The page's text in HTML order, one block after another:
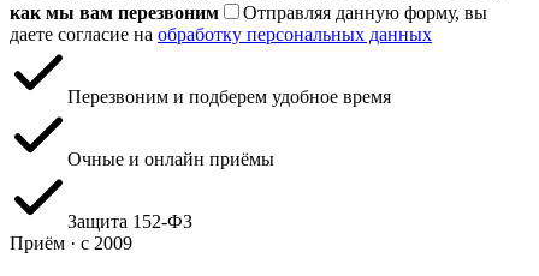
как мы вам перезвоним
Отправляя данную форму, вы
даете согласие на обработку персональных данных
Перезвоним и подберем удобное время
Очные и онлайн приёмы
Защита 152‑ФЗ
Приём · с 2009